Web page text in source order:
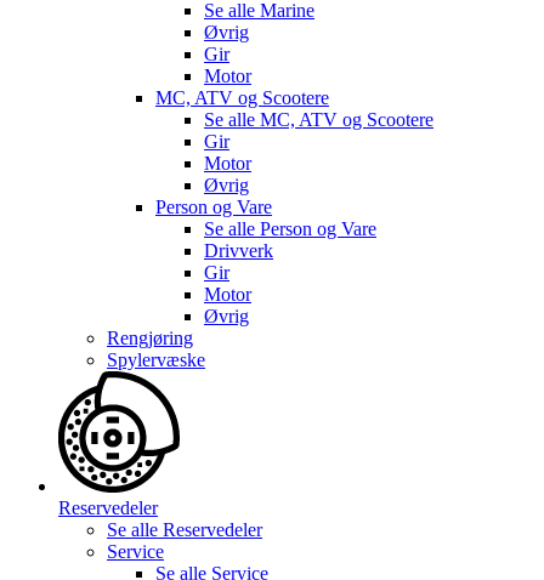
Se alle Marine
Øvrig
Gir
Motor
MC, ATV og Scootere
Se alle MC, ATV og Scootere
Gir
Motor
Øvrig
Person og Vare
Se alle Person og Vare
Drivverk
Gir
Motor
Øvrig
Rengjøring
Spylervæske
Reservedeler
Se alle Reservedeler
Service
Se alle Service